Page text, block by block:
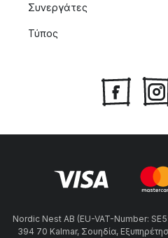
Συνεργάτες
Τύπος
Nordic Nest AB (EU-VAT-Number:
394 70 Kalmar, Σουηδία,